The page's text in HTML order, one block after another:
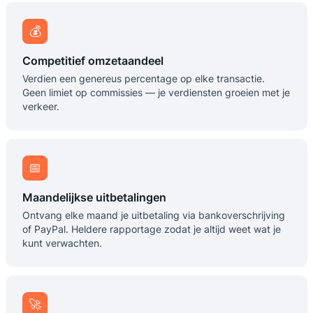
💰
Competitief omzetaandeel
Verdien een genereus percentage op elke transactie.
Geen limiet op commissies — je verdiensten groeien met je
verkeer.
📅
Maandelijkse uitbetalingen
Ontvang elke maand je uitbetaling via bankoverschrijving
of PayPal. Heldere rapportage zodat je altijd weet wat je
kunt verwachten.
🚀